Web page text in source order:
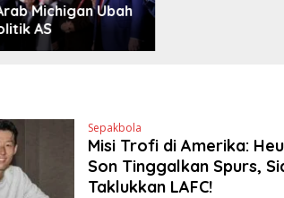
Michigan Ubah
AS
Sepakbola
Misi Trofi di Amerika:
Son Tinggalkan Spurs,
Taklukkan LAFC!